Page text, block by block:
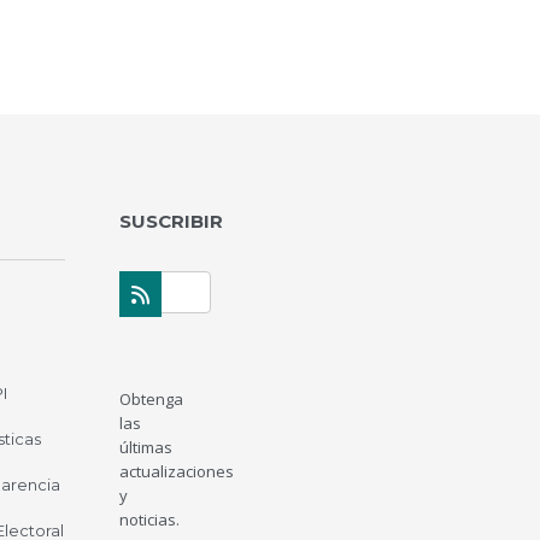
SUSCRIBIR
Obtenga
las
últimas
actualizaciones
y
noticias.